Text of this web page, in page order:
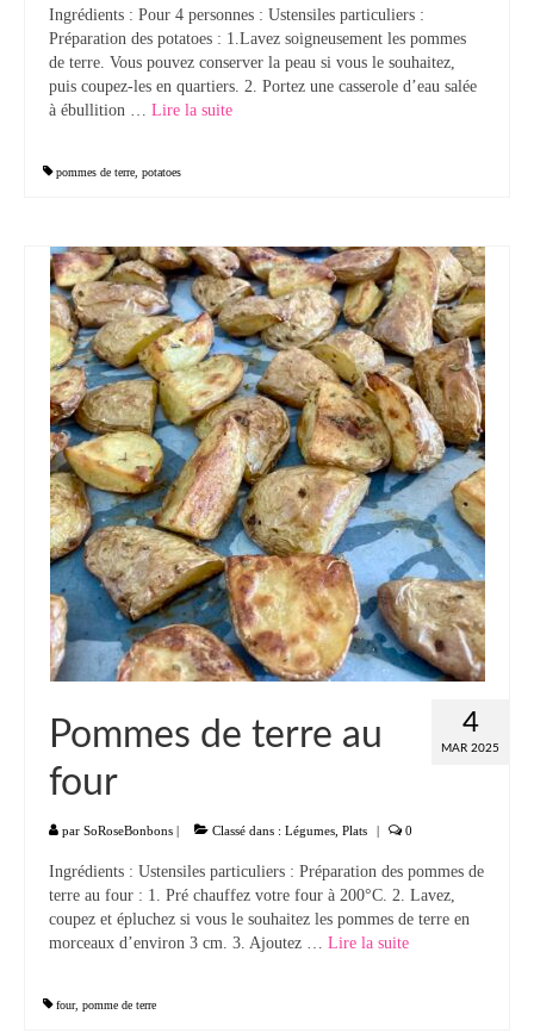
Ingrédients : Pour 4 personnes : Ustensiles particuliers :
Préparation des potatoes : 1.Lavez soigneusement les pommes
de terre. Vous pouvez conserver la peau si vous le souhaitez,
puis coupez-les en quartiers. 2. Portez une casserole d’eau salée
à ébullition … Lire la suite­­
pommes de terre potatoes
4
MAR 2025
Pommes de terre au
four
par SoRoseBonbons | Classé dans : Légumes Plats | 0
Ingrédients : Ustensiles particuliers : Préparation des pommes de
terre au four : 1. Pré chauffez votre four à 200°C. 2. Lavez,
coupez et épluchez si vous le souhaitez les pommes de terre en
morceaux d’environ 3 cm. 3. Ajoutez … Lire la suite­­
four, pomme de terre